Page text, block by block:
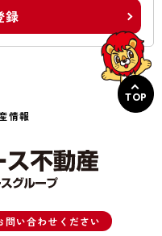
録
TOP
情報
い合わせください